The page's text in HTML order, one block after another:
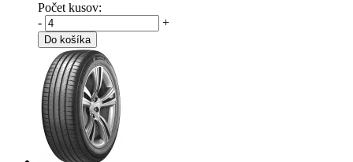
Počet kusov:
-
+
Do košíka